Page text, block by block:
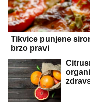
Tikvice punjene
brzo pravi